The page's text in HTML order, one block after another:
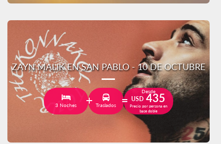
ZAYN MALIK EN SAN PABLO - 10 DE OCTUBRE
3 Noches Traslados
Desde
USD 435
Precio por persona en
base doble